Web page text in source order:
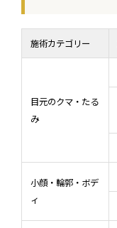
施術カテゴリー
目元のクマ・たる
み
小顔・輪郭・ボデ
ィ